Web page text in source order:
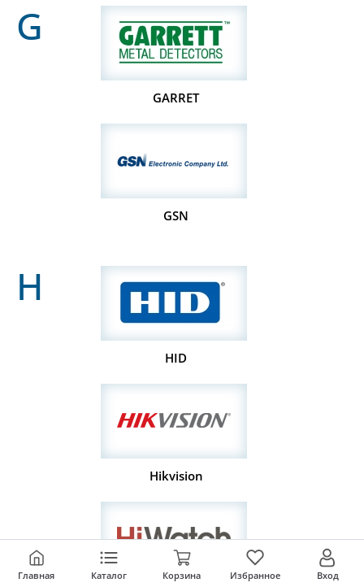
Главная Каталог Вход
Избранное
Корзина
G
GARRET
GSN
H
HID
Hikvision